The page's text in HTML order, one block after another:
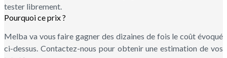
tester librement.
Pourquoi ce prix ?
Melba va vous faire gagner des dizaines de fois le coût évoqué
ci-dessus. Contactez-nous pour obtenir une estimation de vos